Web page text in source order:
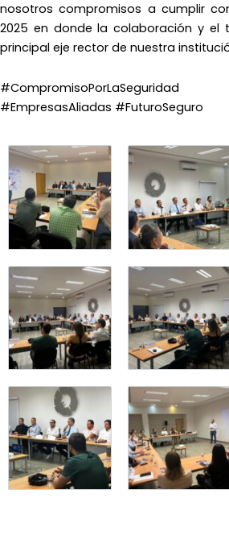
nosotros compromisos a cumplir
2025 en donde la colaboración y el
principal eje rector de nuestra
#CompromisoPorLaSeguridad
#EmpresasAliadas #FuturoSeguro